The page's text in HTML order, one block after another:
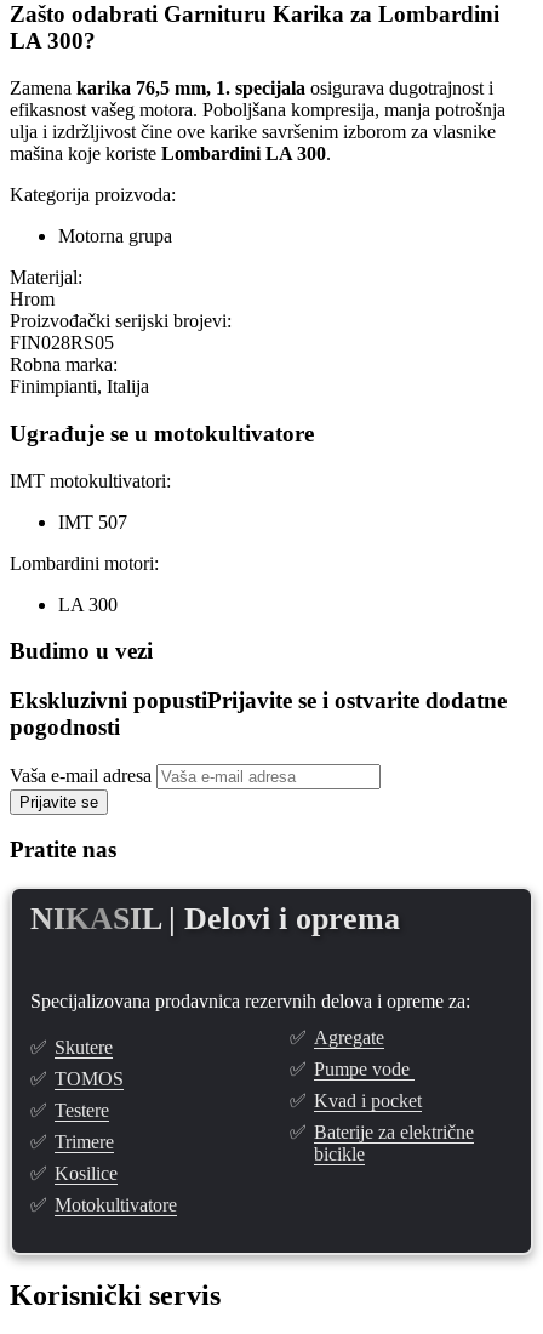
Zašto odabrati Garnituru Karika za Lombardini
LA 300?
Zamena karika 76,5 mm, 1. specijala osigurava dugotrajnost i
efikasnost vašeg motora. Poboljšana kompresija, manja potrošnja
ulja i izdržljivost čine ove karike savršenim izborom za vlasnike
mašina koje koriste Lombardini LA 300.
Kategorija proizvoda:
Motorna grupa
Materijal:
Hrom
Proizvođački serijski brojevi:
FIN028RS05
Robna marka:
Finimpianti, Italija
Ugrađuje se u motokultivatore
IMT motokultivatori:
IMT 507
Lombardini motori:
LA 300
Budimo u vezi
Ekskluzivni popustiPrijavite se i ostvarite dodatne
pogodnosti
Vaša e-mail adresa
Prijavite se
Pratite nas
NIKASIL | Delovi i oprema
Specijalizovana prodavnica rezervnih delova i opreme za:
✅ Skutere
✅ TOMOS
✅ Testere
✅ Trimere
✅ Kosilice
✅ Motokultivatore
✅ Agregate
✅ Pumpe vode
✅ Kvad i pocket
✅ Baterije za električne
bicikle
Korisnički servis